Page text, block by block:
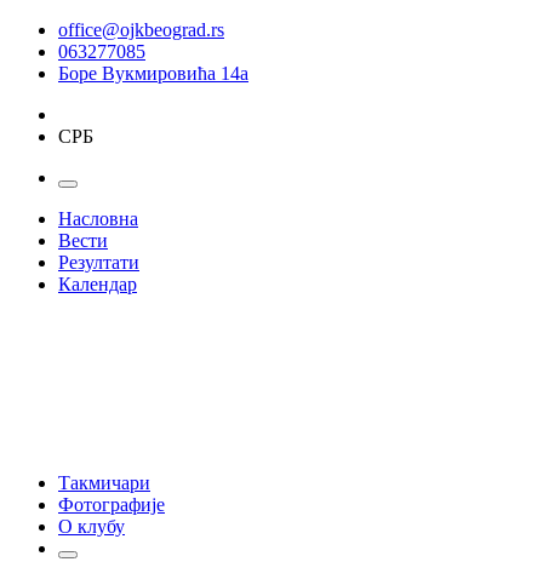
office@ojkbeograd.rs
063277085
Боре Вукмировића 14а
СРБ
Насловна
Вести
Резултати
Календар
Такмичари
Фотографије
О клубу